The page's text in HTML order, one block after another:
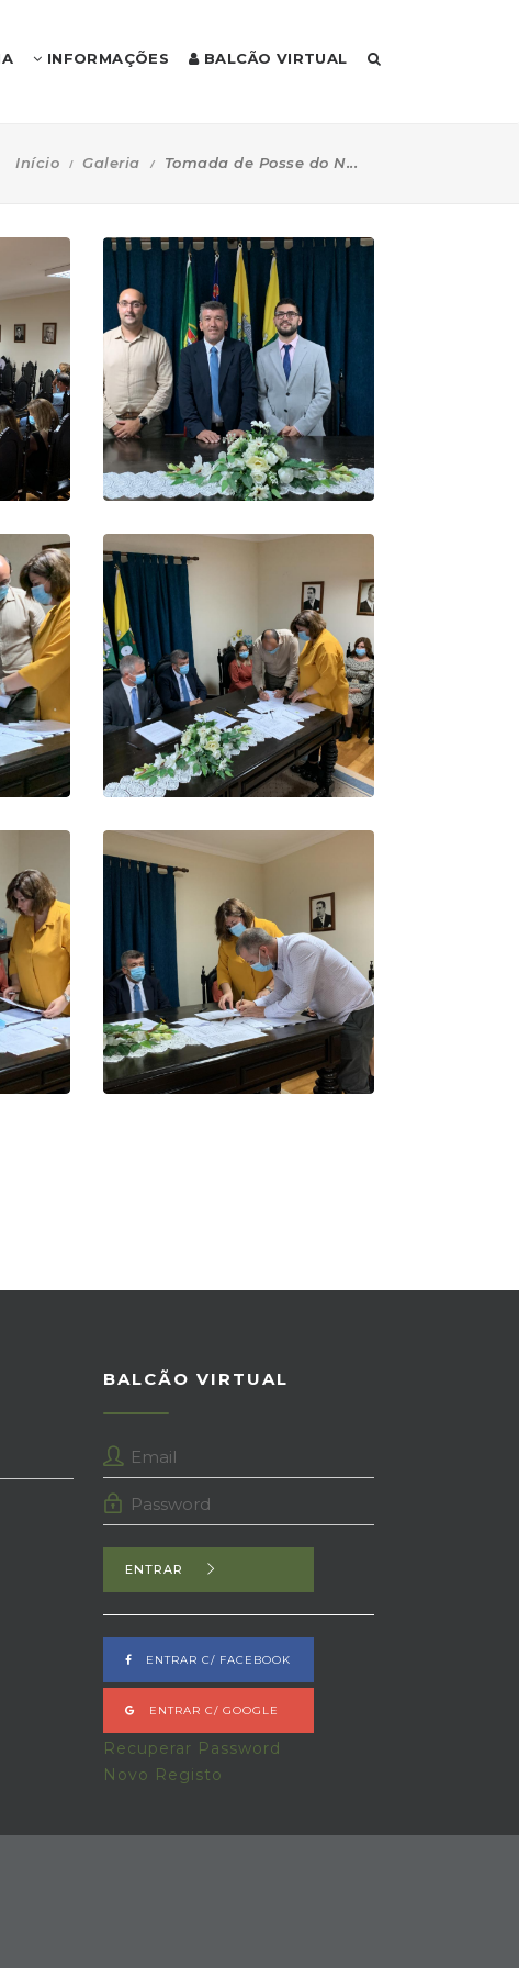
INFORMAÇÕES BALCÃO VIRTUAL
Início Galeria Tomada de Posse do N...
BALCÃO VIRTUAL
ENTRAR
ENTRAR C/ FACEBOOK
ENTRAR C/ GOOGLE
Recuperar Password
Novo Registo